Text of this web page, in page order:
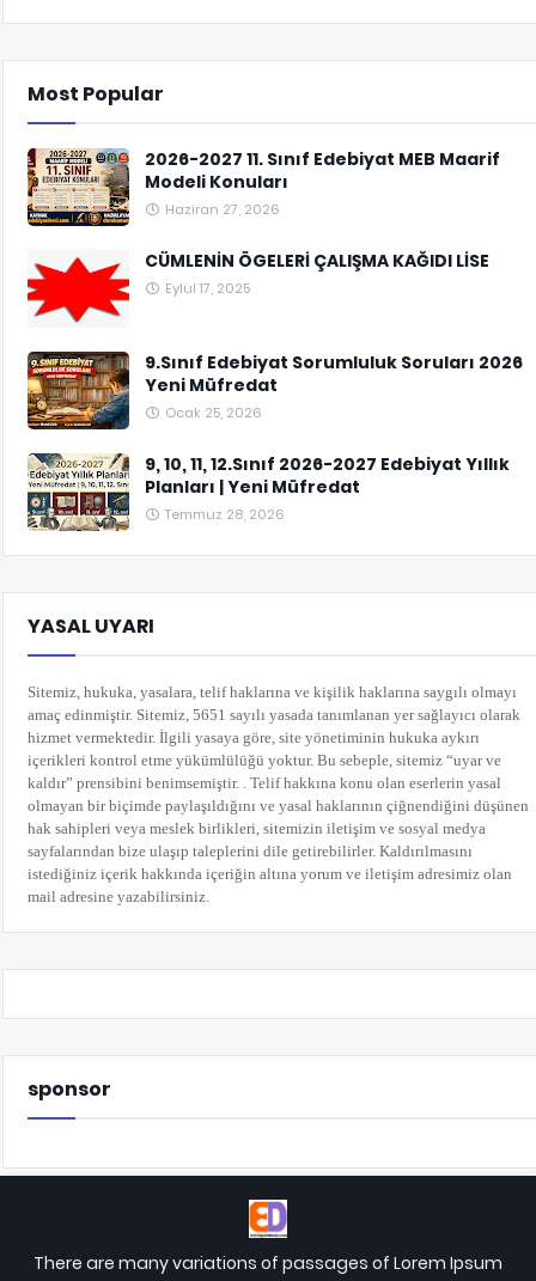
Most Popular
2026-2027 11. Sınıf Edebiyat MEB Maarif
Modeli Konuları
Haziran 27, 2026
CÜMLENİN ÖGELERİ ÇALIŞMA KAĞIDI LİSE
Eylül 17, 2025
9.Sınıf Edebiyat Sorumluluk Soruları 2026
Yeni Müfredat
Ocak 25, 2026
9, 10, 11, 12.Sınıf 2026-2027 Edebiyat Yıllık
Planları | Yeni Müfredat
Temmuz 28, 2026
YASAL UYARI
Sitemiz, hukuka, yasalara, telif haklarına ve kişilik haklarına saygılı olmayı
amaç edinmiştir. Sitemiz, 5651 sayılı yasada tanımlanan yer sağlayıcı olarak
hizmet vermektedir. İlgili yasaya göre, site yönetiminin hukuka aykırı
içerikleri kontrol etme yükümlülüğü yoktur. Bu sebeple, sitemiz “uyar ve
kaldır” prensibini benimsemiştir. . Telif hakkına konu olan eserlerin yasal
olmayan bir biçimde paylaşıldığını ve yasal haklarının çiğnendiğini düşünen
hak sahipleri veya meslek birlikleri, sitemizin iletişim ve sosyal medya
sayfalarından bize ulaşıp taleplerini dile getirebilirler. Kaldırılmasını
istediğiniz içerik hakkında içeriğin altına yorumve iletişim adresimiz olan
mail adresine yazabilirsiniz.
sponsor
There are many variations of passages of Lorem Ipsum